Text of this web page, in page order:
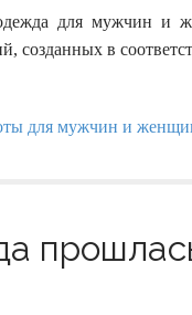
для мужчин и
созданных в